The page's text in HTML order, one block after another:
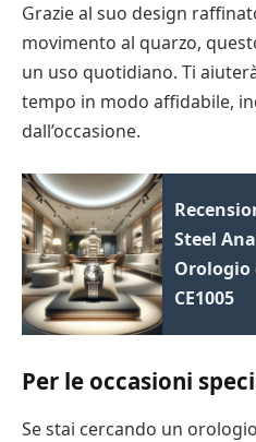
Grazie al suo design
movimento al quarzo,
un uso quotidiano. Ti
tempo in modo affidabile,
dall’occasione.
Steel
Orologio
CE1005
Per le occasioni
Se stai cercando un